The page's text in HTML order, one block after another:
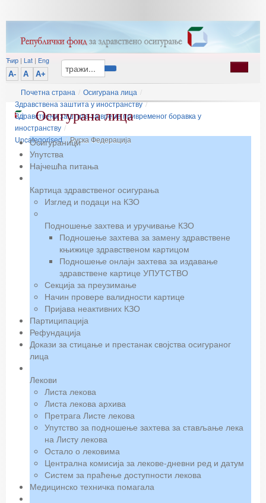
Ћир | Lat | Eng
A-
A A+
Почетна страна / Осигурана лица /
Здравствена заштита у иностранству /
Здравствена заштита за време привременог боравка у
иностранству /
Uncategorised / Руска Федерација
Осигурана лица
Осигураници
Упутства
Најчешћа питања
Картица здравственог осигурања
Изглед и подаци на КЗО
Подношење захтева и уручивање КЗО
Подношење захтева за замену здравствене
књижице здравственом картицом
Подношење онлајн захтева за издавање
здравствене картице УПУТСТВО
Секција за преузимање
Начин провере валидности картице
Пријава неактивних КЗО
Партиципација
Рефундација
Докази за стицање и престанак својства осигураног
лица
Лекови
Листа лекова
Листа лекова архива
Претрага Листе лекова
Упутство за подношење захтева за стављање лека
на Листу лекова
Остало о лековима
Централна комисија за лекове-дневни ред и датум
Систем за праћење доступности лекова
Медицинско техничка помагала